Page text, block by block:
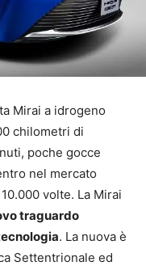
Mirai a idrogeno
chilometri di
poche gocce
nel mercato
volte. La Mirai
traguardo
. La nuova è
Settentrionale ed